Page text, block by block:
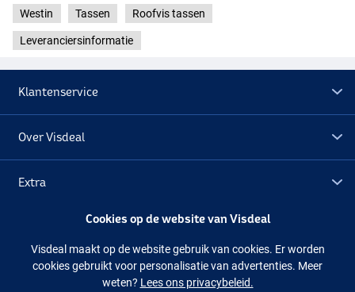
Westin Tassen Roofvis tassen
Leveranciersinformatie
Klantenservice
Over Visdeal
Extra
Facebook Instagram
Cookies op de website van Visdeal
Visdeal maakt op de website gebruik van cookies. Er worden
cookies gebruikt voor personalisatie van advertenties. Meer
weten? Lees ons privacybeleid.